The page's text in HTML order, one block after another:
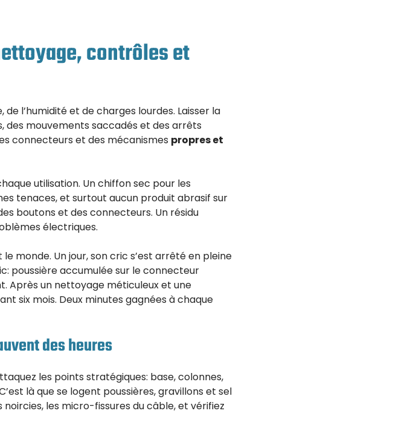
contrôles et
l’humidité et de charges lourdes. Laisser la
des mouvements saccadés et des arrêts
connecteurs et des mécanismes propres et
utilisation. Un chiffon sec pour les
tenaces, et surtout aucun produit abrasif sur
boutons et des connecteurs. Un résidu
électriques.
monde. Un jour, son cric s’est arrêté en pleine
poussière accumulée sur le connecteur
Après un nettoyage méticuleux et une
six mois. Deux minutes gagnées à chaque
des heures
les points stratégiques: base, colonnes,
là que se logent poussières, gravillons et sel
les micro-fissures du câble, et vérifiez